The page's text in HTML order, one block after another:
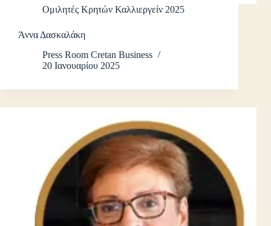
Ομιλητές Κρητών Καλλιεργείν 2025
Άννα Δασκαλάκη
Press Room Cretan Business
20 Ιανουαρίου 2025